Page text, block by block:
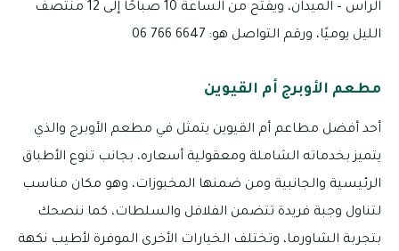
الراس – الميدان، ويفتح من الساعة 10 صباحًا إلى 12 منتصف
الليل يوميًا، ورقم التواصل هو: 6647 766 06
مطعم الأوبرج أم القيوين
أحد أفضل مطاعم أم القيوين يتمثل في مطعم الأوبرج والذي
يتميز بخدماته الشاملة ومعقولية أسعاره، بجانب تنوع الأطباق
الرئيسية والجانبية ومن ضمنها المخبوزات، وهو مكان مناسب
لتناول وجبة فريدة تتضمن الفلافل والسلطات، كما ننصحك
بتجربة الشاورما، وتختلف الخيارات الأخرى الموفرة لأطيب نكهة